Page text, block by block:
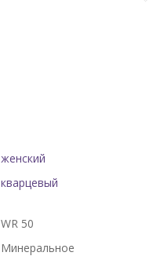
женский
кварцевый
WR 50
Минеральное